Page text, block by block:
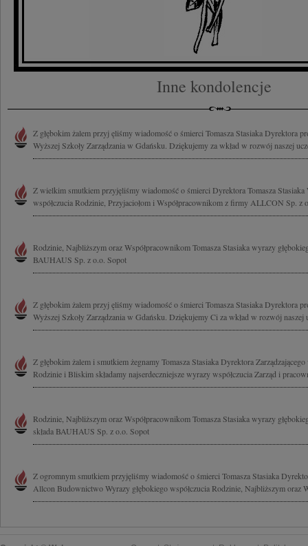
Inne kondolencje
Z głębokim żalem przyj ęliśmy wiadomość o śmierci Tomasza Stasiaka Dyrektora
Wyższej Szkoły Zarządzania w Gdańsku. Dziękujemy za wkład w rozwój naszej
Z wielkim smutkiem przyjęliśmy wiadomość o śmierci Dyrektora Tomasza Stasiaka
współczucia Rodzinie, Przyjaciołom i Współpracownikom z firmy ALLCON Sp. z
Rodzinie, Najbliższym oraz Współpracownikom Tomasza Stasiaka wyrazy
BAUHAUS Sp. z o.o. Sopot
Z głębokim żalem przyj ęliśmy wiadomość o śmierci Tomasza Stasiaka Dyrektora
Wyższej Szkoły Zarządzania w Gdańsku. Dziękujemy Ci za wkład w rozwój naszej
Z głębokim żalem i smutkiem żegnamy Tomasza Stasiaka Dyrektora
Rodzinie i Bliskim składamy najserdeczniejsze wyrazy współczucia Zarząd i
Rodzinie, Najbliższym oraz Współpracownikom Tomasza Stasiaka wyrazy
składa BAUHAUS Sp. z o.o. Sopot
Z ogromnym smutkiem przyjęliśmy wiadomość o śmierci Tomasza Stasiaka
Allcon Budownictwo Wyrazy głębokiego współczucia Rodzinie, Najbliższym oraz